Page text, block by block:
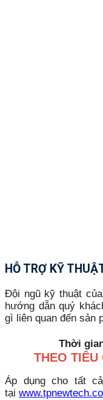
HỖ TRỢ KỸ
Đội ngũ kỹ thuật
hướng dẫn quý
gì liên quan đến sản
Thời
THEO TIÊU
Áp dụng cho tất
tại